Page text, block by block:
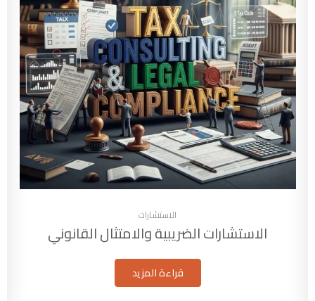
الاستشارات
الاستشارات الضريبية والامتثال القانوني
قراءة المزيد